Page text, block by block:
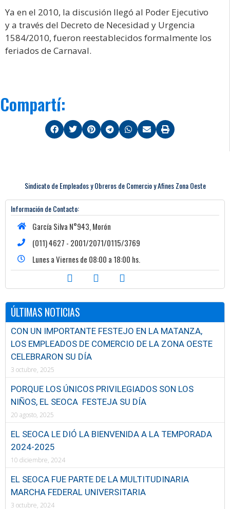
Ya en el 2010, la discusión llegó al Poder Ejecutivo
y a través del Decreto de Necesidad y Urgencia
1584/2010, fueron reestablecidos formalmente los
feriados de Carnaval.
Compartí:
Sindicato de Empleados y Obreros de Comercio y Afines Zona Oeste
Información de Contacto:
García Silva N°943, Morón
(011) 4627 - 2001/2071/0115/3769
Lunes a Viernes de 08:00 a 18:00 hs.
ÚLTIMAS NOTICIAS
CON UN IMPORTANTE FESTEJO EN LA MATANZA,
LOS EMPLEADOS DE COMERCIO DE LA ZONA OESTE
CELEBRARON SU DÍA
3 octubre, 2025
PORQUE LOS ÚNICOS PRIVILEGIADOS SON LOS
NIÑOS, EL SEOCA FESTEJA SU DÍA
20 agosto, 2025
EL SEOCA LE DIÓ LA BIENVENIDA A LA TEMPORADA
2024-2025
10 diciembre, 2024
EL SEOCA FUE PARTE DE LA MULTITUDINARIA
MARCHA FEDERAL UNIVERSITARIA
3 octubre, 2024